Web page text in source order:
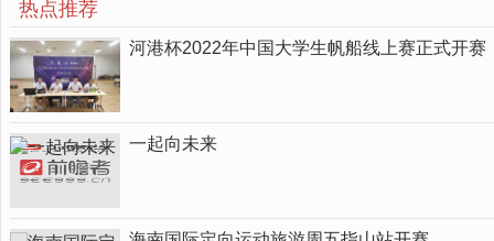
热点推荐
河港杯2022年中国大学生帆船线上赛正式开赛
一起向未来